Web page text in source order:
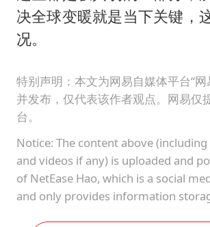
决全球变暖就是当下关键，
况。
特别声明：本文为网易自媒体平台“网
并发布，仅代表该作者观点。网易仅
台。
Notice: The content above
and videos if any) is uploaded and
of NetEase Hao, which is a social
and only provides information